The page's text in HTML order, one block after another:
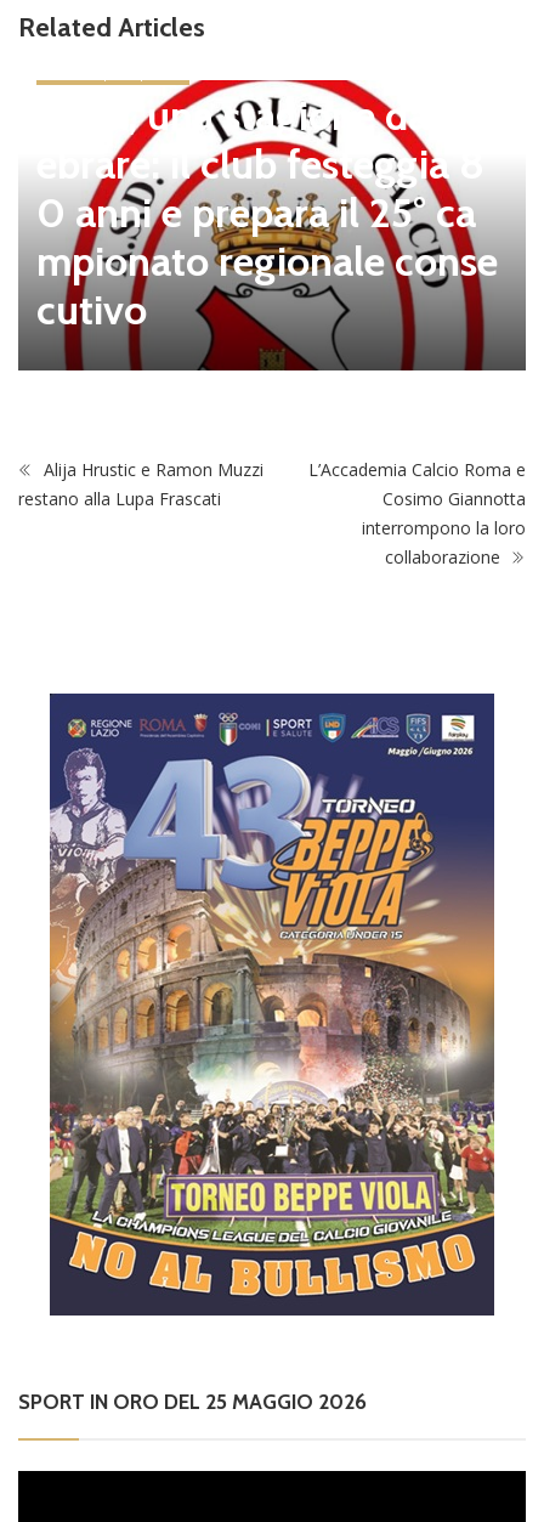
Related Articles
Tolfa, una stagione da cel
ebrare: il club festeggia 8
0 anni e prepara il 25° ca
mpionato regionale conse
cutivo
Alija Hrustic e Ramon Muzzi
restano alla Lupa Frascati
L’Accademia Calcio Roma e
Cosimo Giannotta
interrompono la loro
collaborazione
SPORT IN ORO DEL 25 MAGGIO 2026